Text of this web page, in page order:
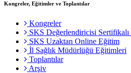
Kongreler, Eğitimler ve Toplantılar
Kongreler
SKS Değerlendiricisi Sertifikalı
SKS Uzaktan Online Eğitim
İl Sağlık Müdürlüğü Eğitimleri
Toplantılar
Arşiv